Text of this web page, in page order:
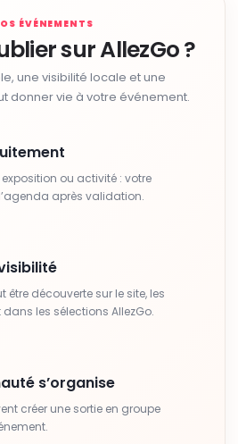
ÉVÉNEMENTS
sur AllezGo ?
une visibilité locale et une
donner vie à votre événement.
ou activité : votre
après validation.
être découverte sur le site, les
les sélections AllezGo.
s’organise
créer une sortie en groupe